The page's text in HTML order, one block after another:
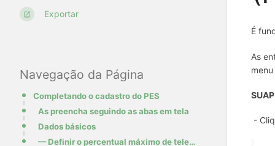
Navegação da Página
Completando o cadastro do PES
As preencha seguindo as abas em tela
Dados básicos
— Definir o percentual máximo de teletrabalho
É
As
-
Exportar